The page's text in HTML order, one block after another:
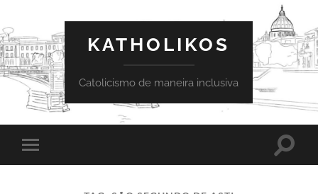
KATHOLIKOS
Catolicismo de maneira inclusiva
Toggle
mobile
Toggle